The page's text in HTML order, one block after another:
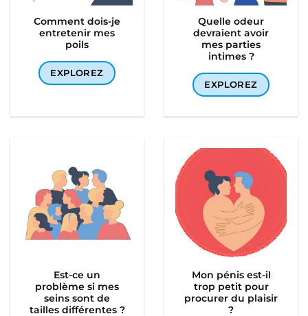
Comment dois-je
entretenir mes
poils
EXPLOREZ
Quelle odeur
devraient avoir
mes parties
intimes ?
EXPLOREZ
Est-ce un
problème si mes
seins sont de
tailles différentes ?
Mon pénis est-il
trop petit pour
procurer du plaisir
?